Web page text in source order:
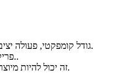
1. גודל קומפקטי, פעולה יציבה, רעש נמוך, צריכת חשמל נמוכה.
2. פריקת שבבים כמותית, ללא עומס יתר..
3. זה יכול להיות מיוצר על פי החלל שצוין של כלי המכונה.